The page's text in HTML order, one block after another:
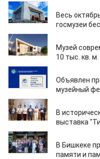
29.09.2025
Весь
госмузеи
15.09.2025
Музей
10 тыс. кв.
01.09.2025
Объявлен
музейный
12.07.2025
В
выставка
01.07.2025
В Бишкеке
памяти и